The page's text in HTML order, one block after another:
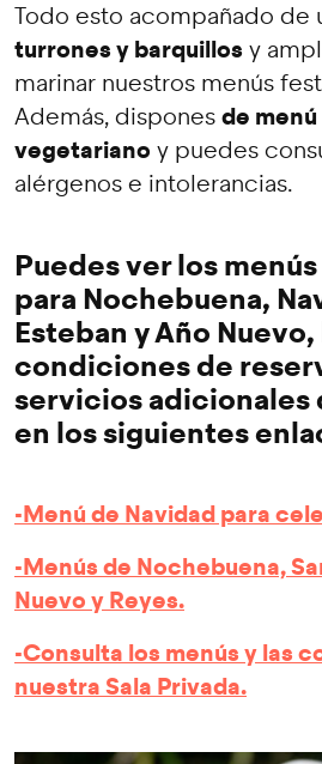
Todo esto acompañado de
turrones y barquillos y
marinar nuestros menús
Además, dispones de
vegetariano y puedes
alérgenos e intolerancias.
Puedes ver los
para Nochebuena,
Esteban y Año Nuevo,
condiciones de
servicios adicionales
en los siguientes
-Menú de Navidad para
-Menús de Nochebuena,
Nuevo y Reyes.
-Consulta los menús y las
nuestra Sala Privada.